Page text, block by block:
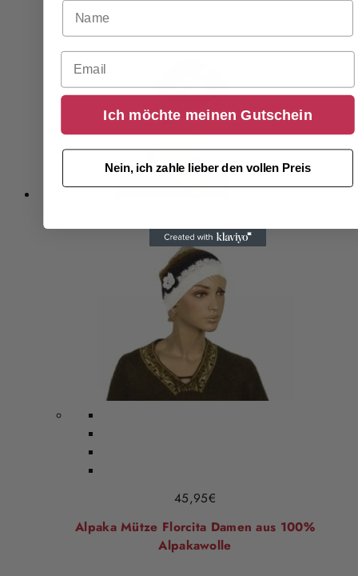
45,95€
Alpaka Mütze Florcita Damen aus 100%
Alpakawolle
Email
Ich möchte meinen Gutschein
Nein, ich zahle lieber den vollen Preis